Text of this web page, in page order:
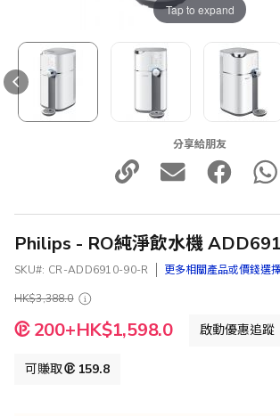
Tap to expand
分享給朋友
Philips - RO純淨飲水機
SKU CR-ADD6910-90-R
更多相關產品或價錢選
HK$3,388.0
特
殊
啟動優惠追蹤
200+HK$1,598.0
可賺取 159.8